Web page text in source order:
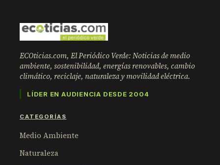
ECOticias.com, El Periódico Verde: Noticias de medio
ambiente, sostenibilidad, energías renovables, cambio
climático, reciclaje, naturaleza y movilidad eléctrica.
LÍDER EN AUDIENCIA DESDE 2004
CATEGORÍAS
Medio Ambiente
Naturaleza